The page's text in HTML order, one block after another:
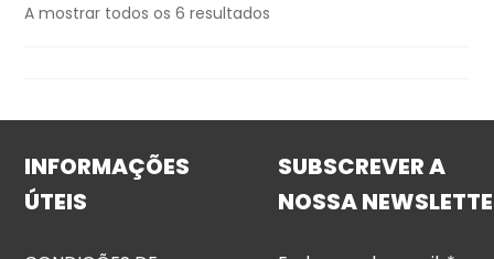
A mostrar todos os 6 resultados
INFORMAÇÕES
ÚTEIS
SUBSCREVER A
NOSSA